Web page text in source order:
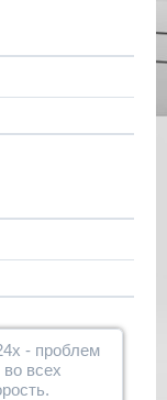
- проблем
всех